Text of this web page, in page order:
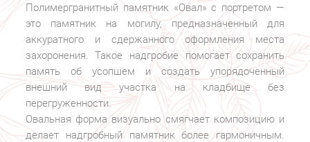
Полимергранитный памятник «Овал» с портретом —
это памятник на могилу, предназначенный для
аккуратного и сдержанного оформления места
захоронения. Такое надгробие помогает сохранить
память об усопшем и создать упорядоченный
внешний вид участка на кладбище без
перегруженности.
Овальная форма визуально смягчает композицию и
делает надгробный памятник более гармоничным.